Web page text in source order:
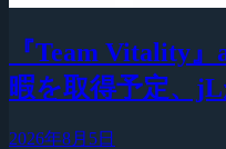
『Team Vitality
暇を取得予定、
2026年8月5日